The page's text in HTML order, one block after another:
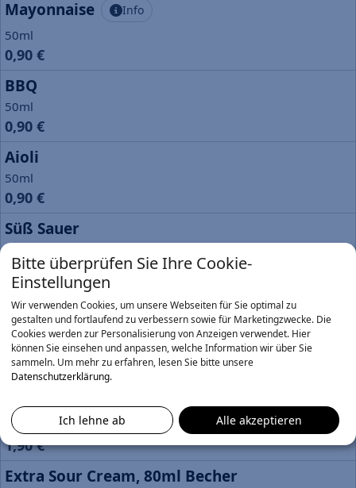
Mayonnaise Info
50ml
0,90 €
BBQ
50ml
0,90 €
Aioli
50ml
0,90 €
Süß Sauer
50ml
0,90 €
Sour Cream
50ml
0,90 €
Knoblauchsoße
Remoulade
1,90 €
Extra Sour Cream, 80ml Becher
Bitte überprüfen Sie Ihre Cookie-
Einstellungen
Wir verwenden Cookies, um unsere Webseiten für Sie optimal zu
gestalten und fortlaufend zu verbessern sowie für Marketingzwecke. Die
Cookies werden zur Personalisierung von Anzeigen verwendet. Hier
können Sie einsehen und anpassen, welche Information wir über Sie
sammeln. Um mehr zu erfahren, lesen Sie bitte unsere
Datenschutzerklärung.
Ich lehne ab Alle akzeptieren